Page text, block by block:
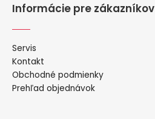
Informácie pre zákazníkov
Servis
Kontakt
Obchodné podmienky
Prehľad objednávok